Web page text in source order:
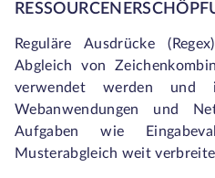
Reguläre Ausdrücke
Abgleich von
verwendet werden und
Webanwendungen und
Aufgaben wie
Musterabgleich weit